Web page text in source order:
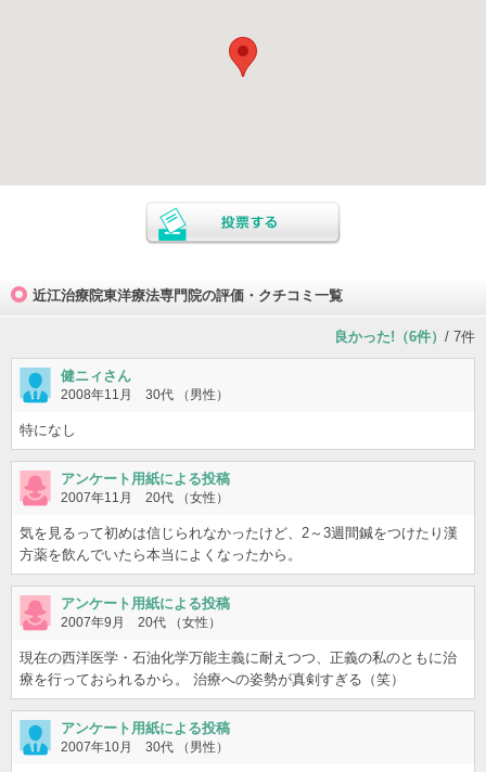
近江治療院東洋療法専門院の評価・クチコミ一覧
良かった!（6件） / 7件
健ニィさん
2008年11月 30代 （男性）
特になし
アンケート用紙による投稿
2007年11月 20代 （女性）
気を見るって初めは信じられなかったけど、2～3週間鍼をつけたり漢
方薬を飲んでいたら本当によくなったから。
アンケート用紙による投稿
2007年9月 20代 （女性）
現在の西洋医学・石油化学万能主義に耐えつつ、正義の私のともに治
療を行っておられるから。 治療への姿勢が真剣すぎる（笑）
アンケート用紙による投稿
2007年10月 30代 （男性）